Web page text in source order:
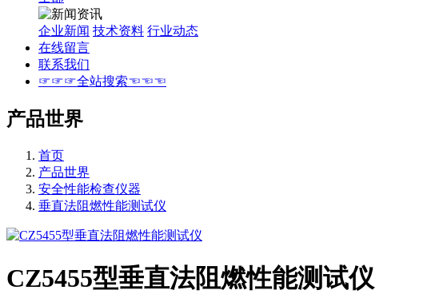
企业新闻 技术资料 行业动态
在线留言
联系我们
☞☞☞全站搜索☜☜☜
产品世界
首页
产品世界
安全性能检查仪器
垂直法阻燃性能测试仪
CZ5455型垂直法阻燃性能测试仪